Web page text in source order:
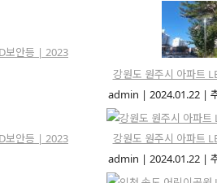
강원도 원주시 아파트
admin | 2024.01.22 |
강원도 원주시 아파트
admin | 2024.01.22 |